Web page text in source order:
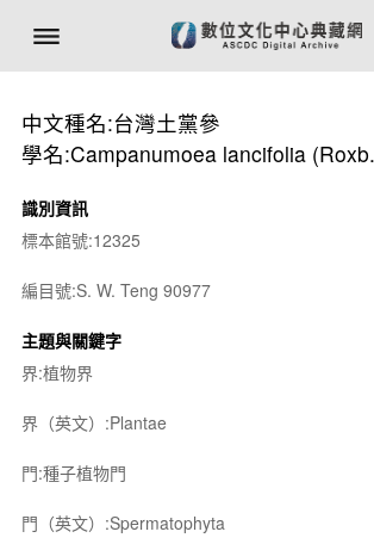
中文種名:台灣土黨參
學名:Campanumoea lancifolia
識別資訊
標本館號:12325
編目號:S. W. Teng 90977
主題與關鍵字
界:植物界
界（英文）:Plantae
門:種子植物門
門（英文）:Spermatophyta